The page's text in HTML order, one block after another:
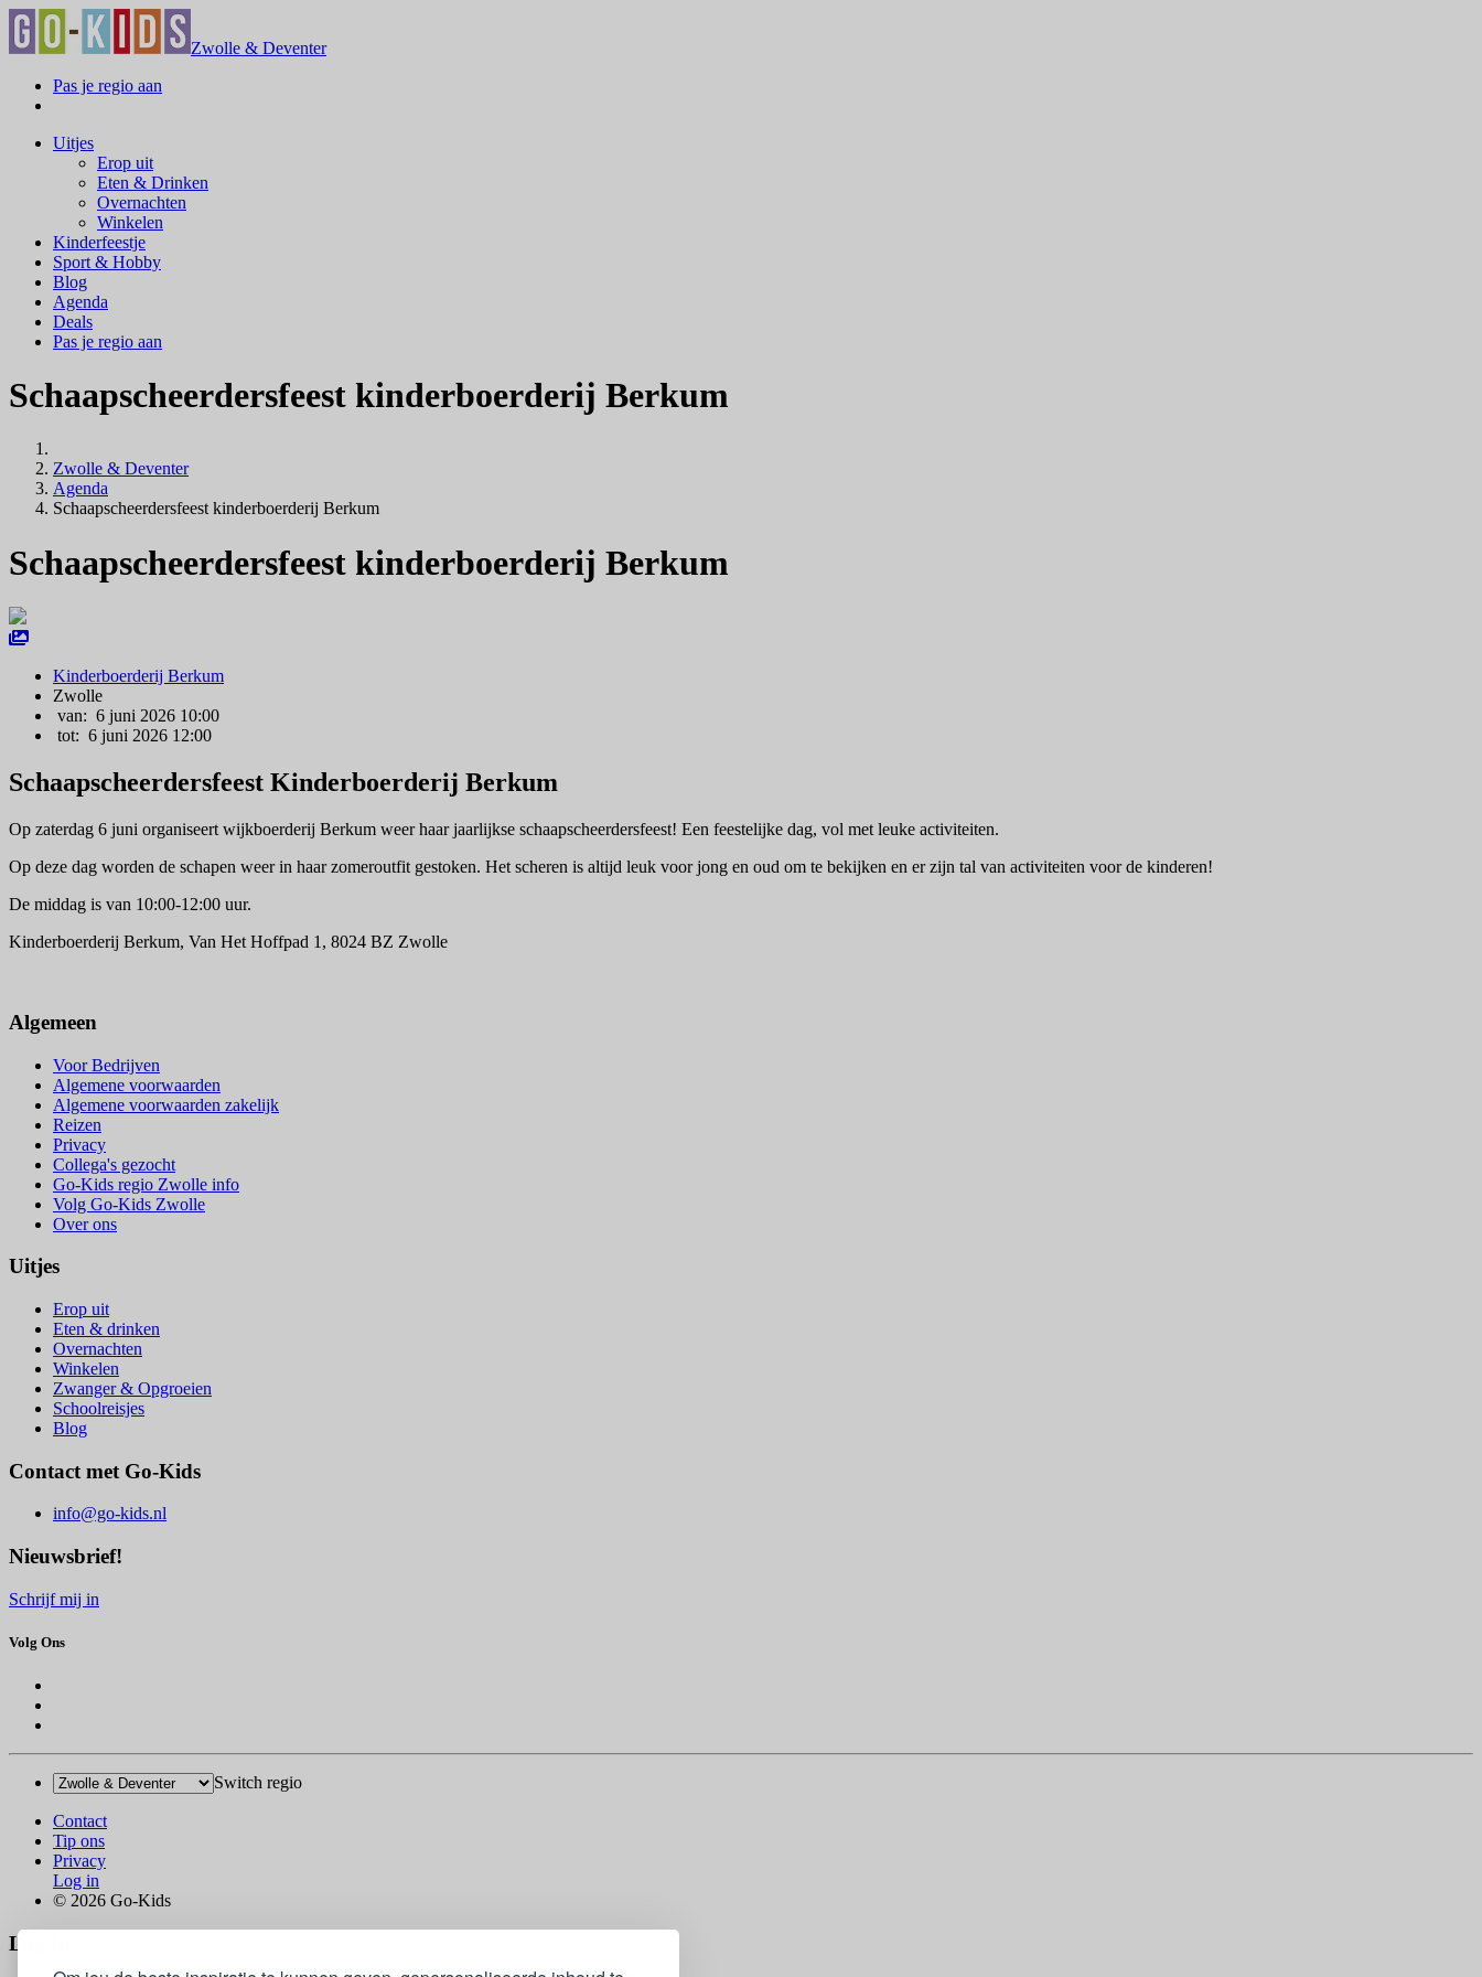
Zwolle & Deventer
Pas je regio aan
Uitjes
Erop uit
Eten & Drinken
Overnachten
Winkelen
Kinderfeestje
Sport & Hobby
Blog
Agenda
Deals
Pas je regio aan
Schaapscheerdersfeest kinderboerderij Berkum
Zwolle & Deventer
Agenda
Schaapscheerdersfeest kinderboerderij Berkum
Schaapscheerdersfeest kinderboerderij Berkum
Kinderboerderij Berkum
Zwolle
van: 6 juni 2026 10:00
tot: 6 juni 2026 12:00
Schaapscheerdersfeest Kinderboerderij Berkum
Op zaterdag 6 juni organiseert wijkboerderij Berkum weer haar jaarlijkse schaapscheerdersfeest! Een feestelijke dag, vol met leuke activiteiten.
Op deze dag worden de schapen weer in haar zomeroutfit gestoken. Het scheren is altijd leuk voor jong en oud om te bekijken en er zijn tal van activiteiten voor de kinderen!
De middag is van 10:00-12:00 uur.
Kinderboerderij Berkum, Van Het Hoffpad 1, 8024 BZ Zwolle
Algemeen
Voor Bedrijven
Algemene voorwaarden
Algemene voorwaarden zakelijk
Reizen
Privacy
Collega's gezocht
Go-Kids regio Zwolle info
Volg Go-Kids Zwolle
Over ons
Uitjes
Erop uit
Eten & drinken
Overnachten
Winkelen
Zwanger & Opgroeien
Schoolreisjes
Blog
Contact met Go-Kids
info@go-kids.nl
Nieuwsbrief!
Schrijf mij in
Volg Ons
Switch regio
Contact
Tip ons
Privacy
Log in
© 2026 Go-Kids
Log In